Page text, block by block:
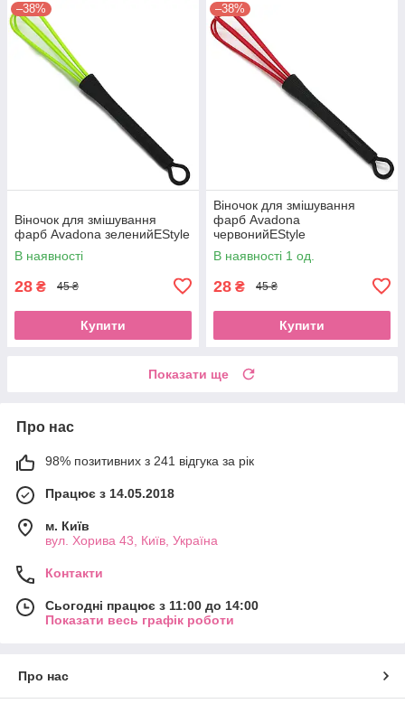
–38%
Віночок для змішування
фарб Avadona зеленийEStyle
В наявності
28 ₴ 45 ₴
Купити
–38%
Віночок для змішування
фарб Avadona
червонийEStyle
В наявності 1 од.
28 ₴ 45 ₴
Купити
Показати ще
Про нас
98% позитивних з 241 відгука за рік
Працює з 14.05.2018
м. Київ
вул. Хорива 43, Київ, Україна
Контакти
Сьогодні працює з 11:00 до 14:00
Показати весь графік роботи
Про нас